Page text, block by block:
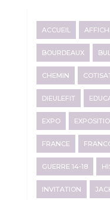
ACCUEIL
BOURDEAUX
CHEMIN
DIEULEFIT
EXPO
FRANCE
GUERRE 14-18
INVITATION